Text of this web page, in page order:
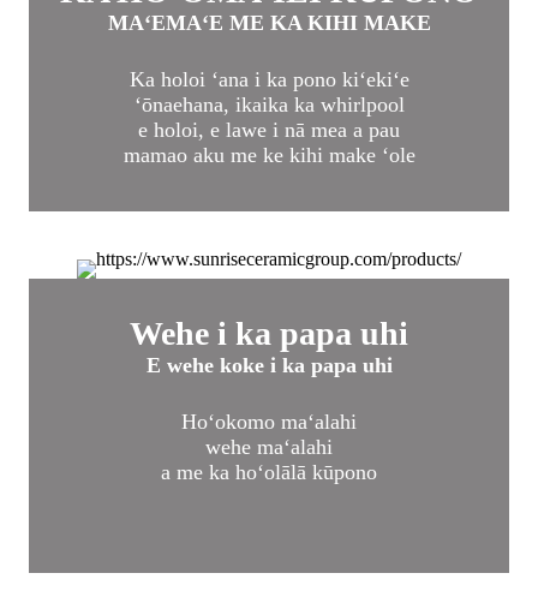
MAʻEMAʻE ME KA KIHI MAKE
Ka holoi ʻana i ka pono kiʻekiʻe
ʻōnaehana, ikaika ka whirlpool
e holoi, e lawe i nā mea a pau
mamao aku me ke kihi make ʻole
Wehe i ka papa uhi
E wehe koke i ka papa uhi
Hoʻokomo maʻalahi
wehe maʻalahi
a me ka hoʻolālā kūpono